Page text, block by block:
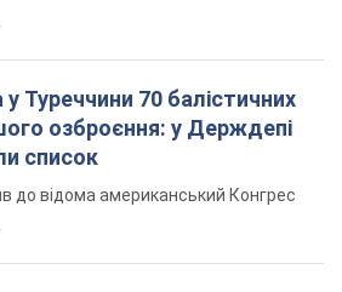
вухо": у містах України 24-й
мітинги на підтримку
відео
вимогою повернути Федорова досі